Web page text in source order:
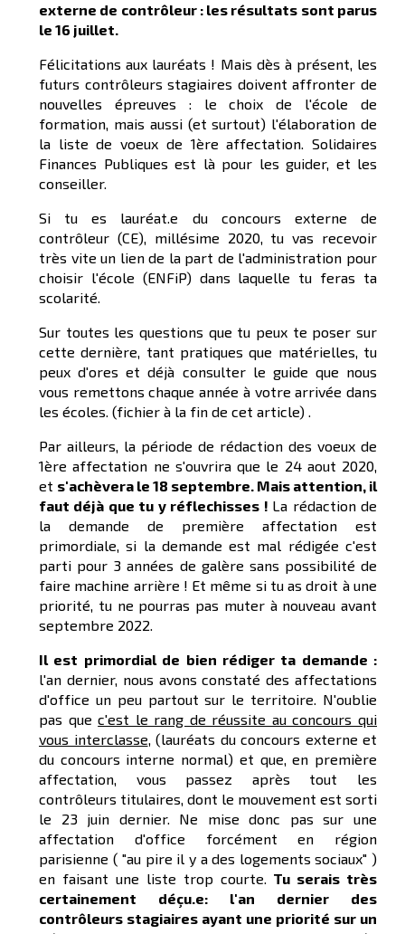
externe de contrôleur : les résultats sont parus
le 16 juillet.
Félicitations aux lauréats ! Mais dès à présent, les
futurs contrôleurs stagiaires doivent affronter de
nouvelles épreuves : le choix de l'école de
formation, mais aussi (et surtout) l'élaboration de
la liste de voeux de 1ère affectation. Solidaires
Finances Publiques est là pour les guider, et les
conseiller.
Si tu es lauréat.e du concours externe de
contrôleur (CE), millésime 2020, tu vas recevoir
très vite un lien de la part de l'administration pour
choisir l'école (ENFiP) dans laquelle tu feras ta
scolarité.
Sur toutes les questions que tu peux te poser sur
cette dernière, tant pratiques que matérielles, tu
peux d'ores et déjà consulter le guide que nous
vous remettons chaque année à votre arrivée dans
les écoles. (fichier à la fin de cet article) .
Par ailleurs, la période de rédaction des voeux de
1ère affectation ne s'ouvrira que le 24 aout 2020,
et s'achèvera le 18 septembre. Mais attention, il
faut déjà que tu y réflechisses ! La rédaction de
la demande de première affectation est
primordiale, si la demande est mal rédigée c'est
parti pour 3 années de galère sans possibilité de
faire machine arrière ! Et même si tu as droit à une
priorité, tu ne pourras pas muter à nouveau avant
septembre 2022.
Il est primordial de bien rédiger ta demande :
l'an dernier, nous avons constaté des affectations
d'office un peu partout sur le territoire. N'oublie
pas quec'est le rang de réussite au concours qui
vous interclasse, (lauréats du concours externe et
du concours interne normal) et que, en première
affectation, vous passez après tout les
contrôleurs titulaires, dont le mouvement est sorti
le 23 juin dernier. Ne mise donc pas sur une
affectation d'office forcément en région
parisienne ( "au pire il y a des logements sociaux" )
en faisant une liste trop courte. Tu serais très
certainement déçu.e: l'an dernier des
contrôleurs stagiaires ayant une priorité sur un